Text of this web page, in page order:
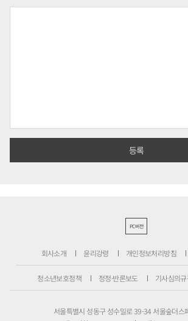
PC버전
회사소개 윤리강령 개인정보처리방침
청소년보호정책 정정·반론보도 기사심의
서울특별시 성동구 성수일로 39-34 서울숲더스